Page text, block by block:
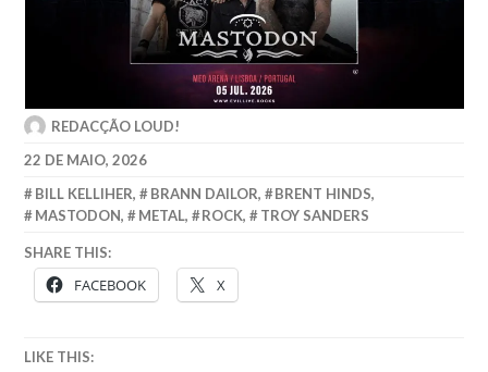
REDACÇÃO LOUD!
22 DE MAIO, 2026
BILL KELLIHER, BRANN DAILOR, BRENT HINDS,
MASTODON, METAL, ROCK, TROY SANDERS
SHARE THIS:
FACEBOOK X
LIKE THIS: